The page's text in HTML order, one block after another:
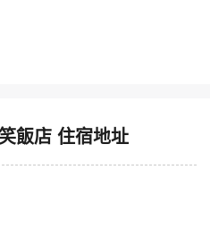
飯店 住宿地址